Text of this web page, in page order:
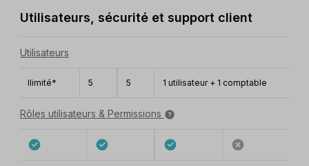
Utilisateurs, sécurité et support client
Utilisateurs
Ilimité* 5 5 1 utilisateur + 1 comptable
Rôles utilisateurs & Permissions